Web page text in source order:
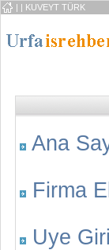
| | KUVEYT TÜRK
Ana
Firma
Uye